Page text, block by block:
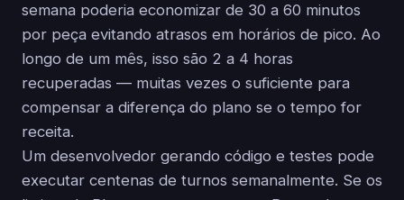
semana poderia economizar de 30 a 60 minutos
por peça evitando atrasos em horários de pico. Ao
longo de um mês, isso são 2 a 4 horas
recuperadas — muitas vezes o suficiente para
compensar a diferença do plano se o tempo for
receita.
Um desenvolvedor gerando código e testes pode
executar centenas de turnos semanalmente. Se os